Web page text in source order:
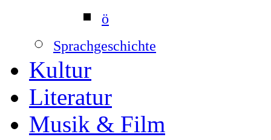
ö
Sprachgeschichte
Kultur
Literatur
Musik & Film